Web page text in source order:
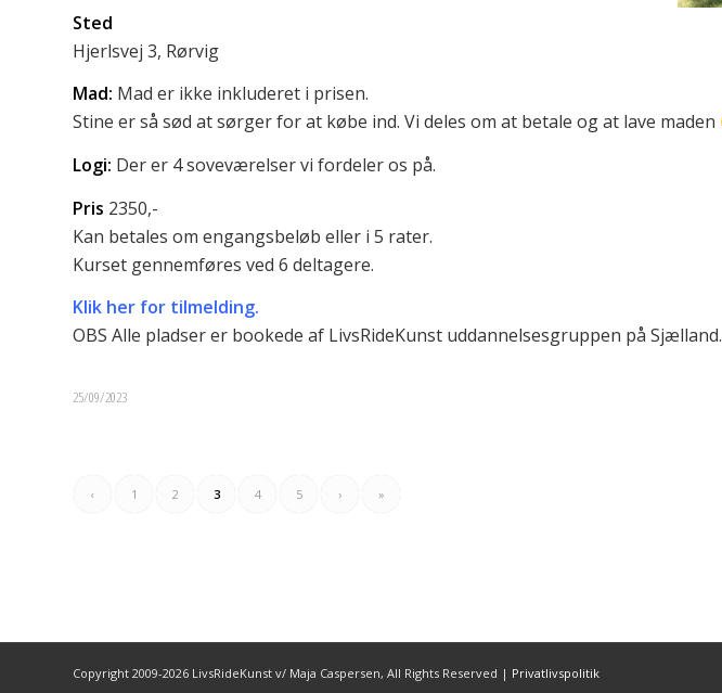
Sted
Hjerlsvej 3, Rørvig
Mad: Mad er ikke inkluderet i prisen.
Stine er så sød at sørger for at købe ind. Vi deles om at betale og at lave maden
Logi: Der er 4 soveværelser vi fordeler os på.
Pris 2350,-
Kan betales om engangsbeløb eller i 5 rater.
Kurset gennemføres ved 6 deltagere.
Klik her for tilmelding.
OBS Alle pladser er bookede af LivsRideKunst uddannelsesgruppen på Sjælland.
25/09/2023
‹ 1 2 3 4 5 › »
Copyright 2009-2026 LivsRideKunst v/ Maja Caspersen, All Rights Reserved | Privatlivspolitik